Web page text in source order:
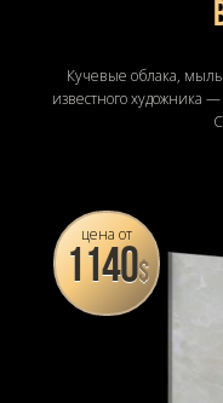
Кучевые облака,
известного художника
цена от
1140$